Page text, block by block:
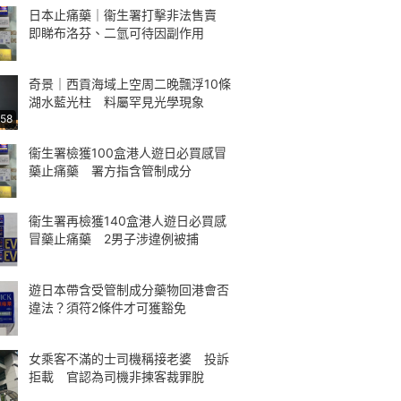
日本止痛藥｜衞生署打擊非法售賣
即睇布洛芬、二氫可待因副作用
奇景｜西貢海域上空周二晚飄浮10條
湖水藍光柱 料屬罕見光學現象
衞生署檢獲100盒港人遊日必買感冒
藥止痛藥 署方指含管制成分
衞生署再檢獲140盒港人遊日必買感
冒藥止痛藥 2男子涉違例被捕
遊日本帶含受管制成分藥物回港會否
違法？須符2條件才可獲豁免
女乘客不滿的士司機稱接老婆 投訴
拒載 官認為司機非揀客裁罪脫